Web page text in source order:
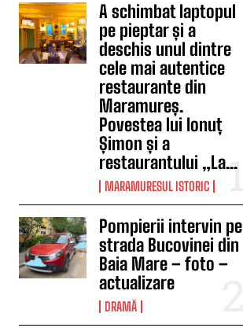
A schimbat laptopul
pe pieptar și a
deschis unul dintre
cele mai autentice
restaurante din
Maramureș.
Povestea lui Ionuț
Șimon și a
restaurantului „La...
MARAMURESUL ISTORIC
Pompierii intervin pe
strada Bucovinei din
Baia Mare – foto –
actualizare
DRAMĂ